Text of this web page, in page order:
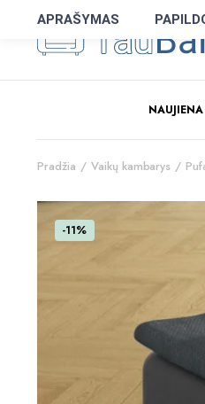
NAUJIENA
Pradžia Vaikų kambarys
-11%
APRAŠYMAS